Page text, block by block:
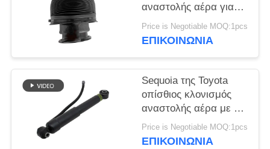
αναστολής αέρα για
Sequoia 48090-34010
48080-34020 της
Price is Negotiable MOQ:1pcs
ΕΠΙΚΟΙΝΩΝΊΑ
Sequoia της Toyota
οπίσθιος κλονισμός
αναστολής αέρα με το
ADS 48530-0C100
48530-0C101 Airmatic
Price is Negotiable MOQ:1pcs
ΕΠΙΚΟΙΝΩΝΊΑ